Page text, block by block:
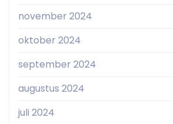
november 2024
oktober 2024
september 2024
augustus 2024
juli 2024